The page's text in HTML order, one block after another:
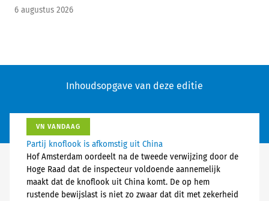
6 augustus 2026
Inhoudsopgave van deze editie
VN VANDAAG
Partij knoflook is afkomstig uit China
Hof Amsterdam oordeelt na de tweede verwijzing door de
Hoge Raad dat de inspecteur voldoende aannemelijk
maakt dat de knoflook uit China komt. De op hem
rustende bewijslast is niet zo zwaar dat dit met zekerheid